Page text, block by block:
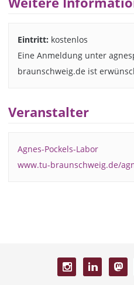
Eintritt: kostenlos
Eine Anmeldung unter
braunschweig.de ist
Veranstalter
Agnes-Pockels-Labor
www.tu-braunschweig.de/